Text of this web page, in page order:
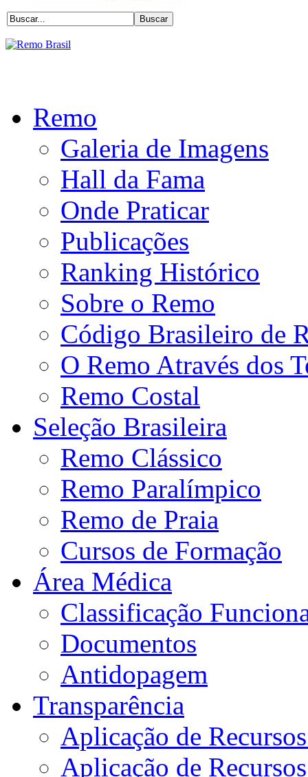
Remo
Galeria de Imagens
Hall da Fama
Onde Praticar
Publicações
Ranking Histórico
Sobre o Remo
Código Brasileiro de
O Remo Através dos
Remo Costal
Seleção Brasileira
Remo Clássico
Remo Paralímpico
Remo de Praia
Cursos de Formação
Área Médica
Classificação
Documentos
Antidopagem
Transparência
Aplicação de
Aplicação de